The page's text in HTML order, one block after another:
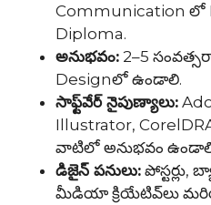
Communication లో
Diploma.
అనుభవం: 2–5
Designలో ఉండాలి.
సాఫ్ట్‌వేర్ నైపుణ్యాలు:
Illustrator,
వాటిలో అనుభవం
డిజైన్ పనులు: పోస్టర్లు,
మీడియా క్రియేటివ్‌లు